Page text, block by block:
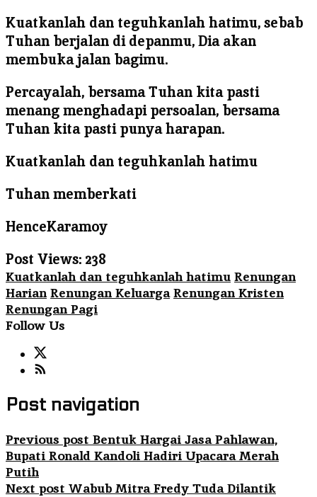
Kuatkanlah dan teguhkanlah hatimu, sebab
Tuhan berjalan di depanmu, Dia akan
membuka jalan bagimu.
Percayalah, bersama Tuhan kita pasti
menang menghadapi persoalan, bersama
Tuhan kita pasti punya harapan.
Kuatkanlah dan teguhkanlah hatimu
Tuhan memberkati
HenceKaramoy
Post Views: 238
Kuatkanlah dan teguhkanlah hatimu Renungan
Harian Renungan Keluarga Renungan Kristen
Renungan Pagi
Follow Us
Post navigation
Previous post Bentuk Hargai Jasa Pahlawan,
Bupati Ronald Kandoli Hadiri Upacara Merah
Putih
Next post Wabub Mitra Fredy Tuda Dilantik